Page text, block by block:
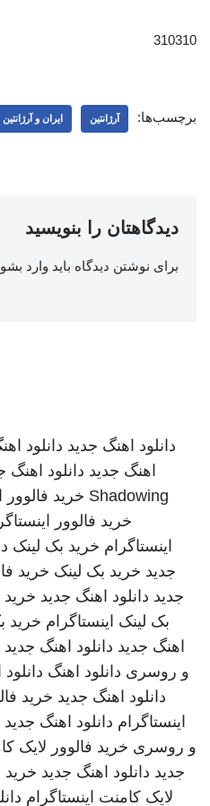
310310
برچسب‌ها: آرژانتین ایران و آرژانتین
دیدگاهتان را بنویسید
برای نوشتن دیدگاه باید وارد
دانلود اهنگ جدید دانلود
اهنگ جدید دانلود اهنگ
Shadowing خرید فالوور
خرید فالوور
اینستاگرام خرید بک لینک
جدید خرید بک لینک خرید
جدید دانلود اهنگ جدید خرید
بک لینک اینستاگرام خرید
اهنگ جدید دانلود اهنگ جدید
و روسری دانلود اهنگ
دانلود اهنگ جدید خرید
اینستاگرام دانلود اهنگ جدید
و روسری خرید فالوور لایک
جدید دانلود اهنگ جدید
لایک کامنت اینستاگرام